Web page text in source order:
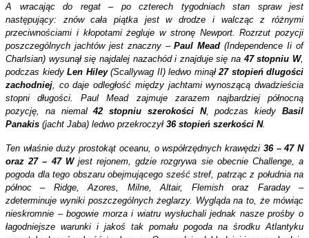
A wracając do regat – po czterech tygodniach stan spraw jest
następujący: znów cała piątka jest w drodze i walcząc z różnymi
przeciwnościami i kłopotami żegluje w stronę Newport. Rozrzut pozycji
poszczególnych jachtów jest znaczny –Paul Mead(Independence Ii of
Charlsian) wysunął się najdalej nazachód i znajduje się na 47 stopniu W,
podczas kiedy Len Hiley(Scallywag II) ledwo minął 27 stopień dlugości
zachodniej , co daje odległość między jachtami wynoszącą dwadzieścia
stopni długości. Paul Mead zajmuje zarazem najbardziej północną
pozycję, na niemal42 stopniu szerokości N, podczas kiedyBasil
Panakis (jacht Jaba) ledwo przekroczył 36 stopień szerkości N.
Ten właśnie duży prostokąt oceanu, o współrzędnych krawędzi 36 – 47 N
oraz 27 – 47 Wjest rejonem, gdzie rozgrywa sie obecnie Challenge, a
pogoda dla tego obszaru obejmującego sześć stref, patrząc z południa na
północ – Ridge, Azores, Milne, Altair, Flemish oraz Faraday –
zdeterminuje wyniki poszczególnych żeglarzy. Wygląda na to, że mówiąc
nieskromnie – bogowie morza i wiatru wysłuchali jednak nasze prośby o
łagodniejsze warunki i jakoś tak pomału pogoda na środku Atlantyku